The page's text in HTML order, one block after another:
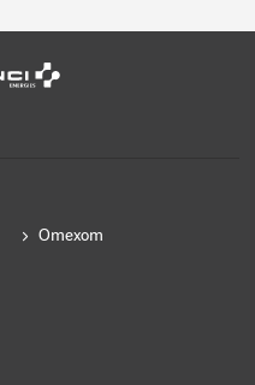
Omexom